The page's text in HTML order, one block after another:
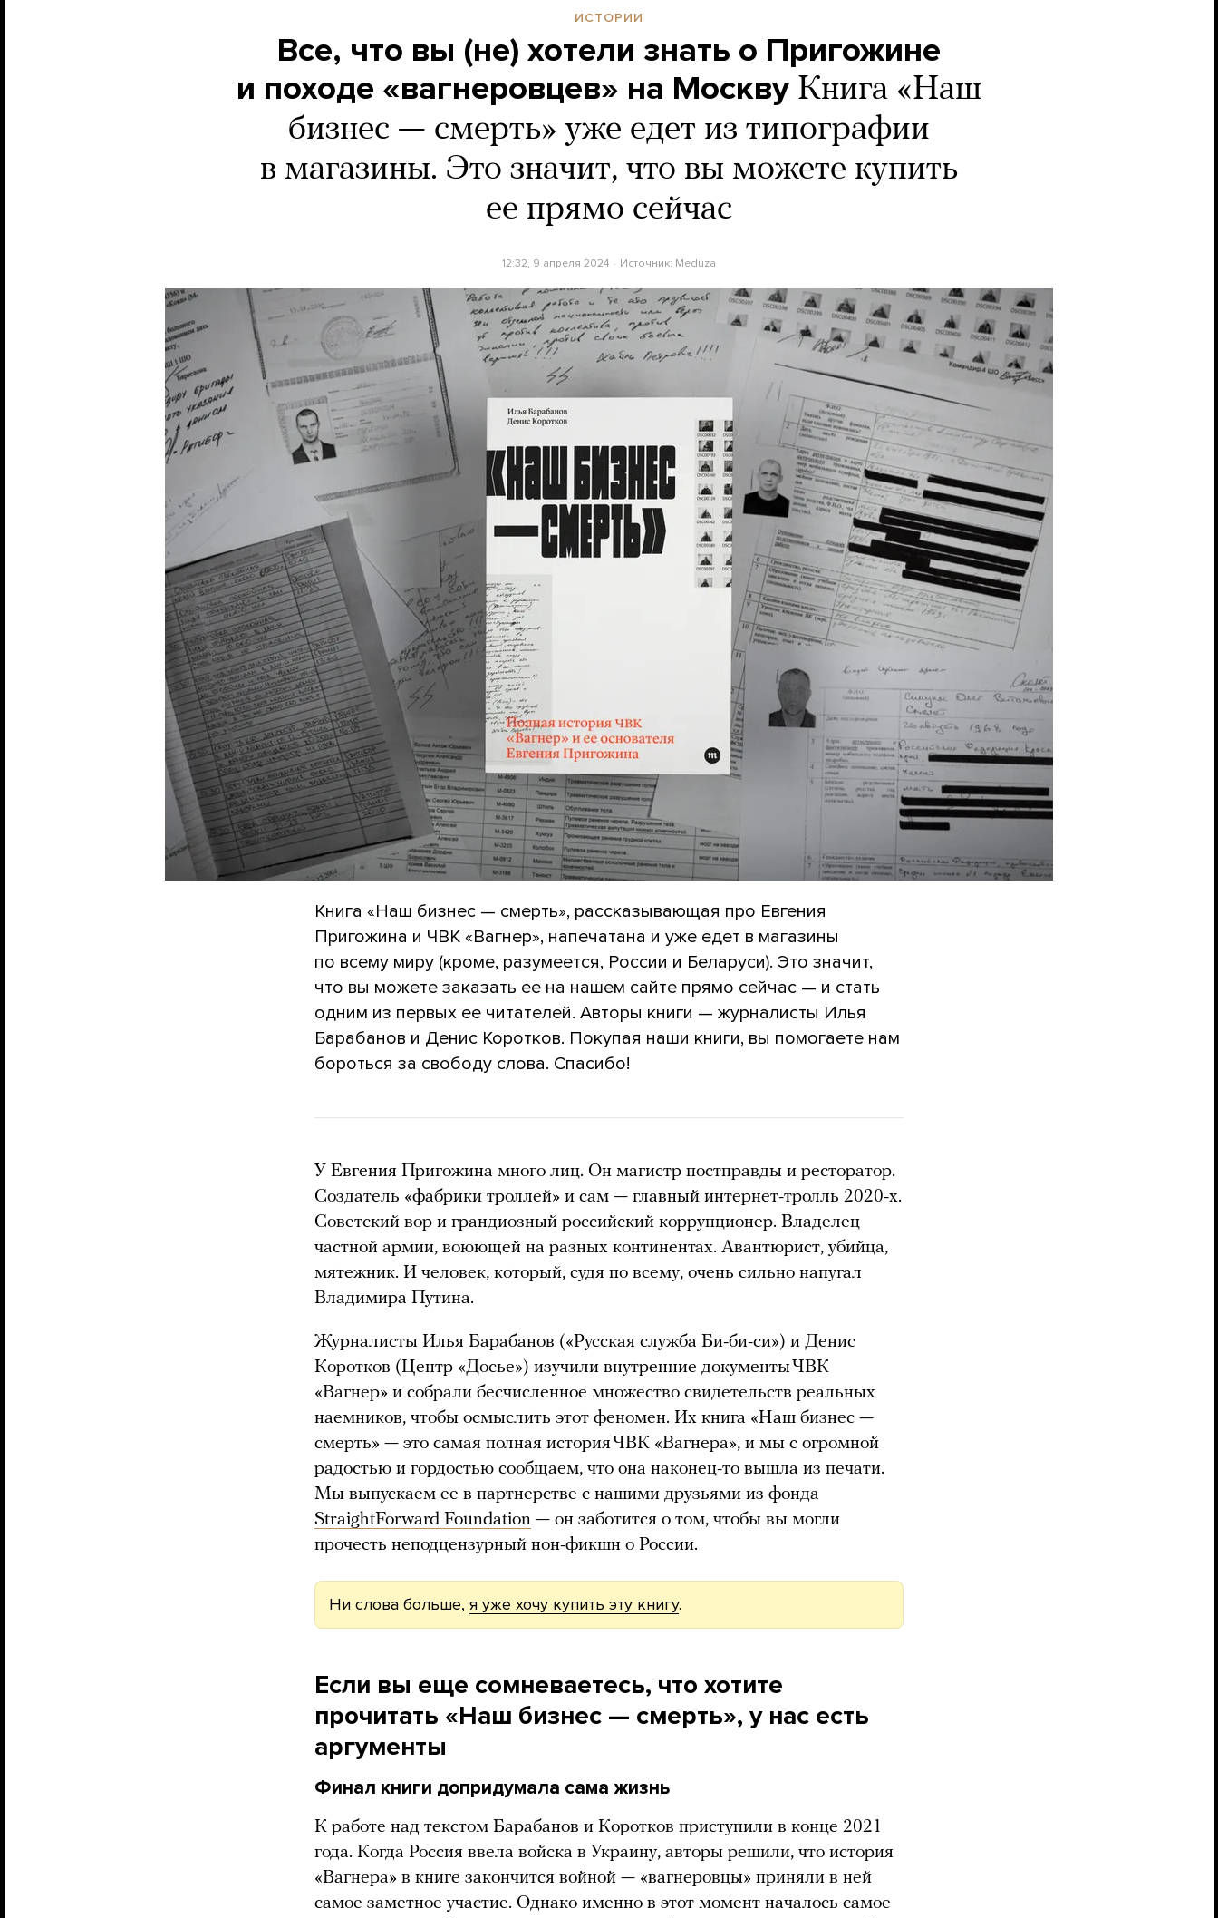
ИСТОРИИ
Все, что вы (не) хотели знать о Пригожине
и походе «вагнеровцев» на Москву Книга «Наш
бизнес — смерть» уже едет из типографии
в магазины. Это значит, что вы можете купить
ее прямо сейчас
12:32, 9 апреля 2024 Источник: Meduza
Книга «Наш бизнес — смерть», рассказывающая про Евгения
Пригожина и ЧВК «Вагнер», напечатана и уже едет в магазины
по всему миру (кроме, разумеется, России и Беларуси). Это значит,
что вы можете заказать ее на нашем сайте прямо сейчас — и стать
одним из первых ее читателей. Авторы книги — журналисты Илья
Барабанов и Денис Коротков. Покупая наши книги, вы помогаете нам
бороться за свободу слова. Спасибо!
У Евгения Пригожина много лиц. Он магистр постправды и ресторатор.
Создатель «фабрики троллей» и сам — главный интернет-тролль 2020-х.
Советский вор и грандиозный российский коррупционер. Владелец
частной армии, воюющей на разных континентах. Авантюрист, убийца,
мятежник. И человек, который, судя по всему, очень сильно напугал
Владимира Путина.
Журналисты Илья Барабанов («Русская служба Би-би-си») и Денис
Коротков (Центр «Досье») изучили внутренние документы ЧВК
«Вагнер» и собрали бесчисленное множество свидетельств реальных
наемников, чтобы осмыслить этот феномен. Их книга «Наш бизнес —
смерть» — это самая полная история ЧВК «Вагнера», и мы с огромной
радостью и гордостью сообщаем, что она наконец-то вышла из печати.
Мы выпускаем ее в партнерстве с нашими друзьями из фонда
StraightForward Foundation — он заботится о том, чтобы вы могли
прочесть неподцензурный нон-фикшн о России.
Ни слова больше, я уже хочу купить эту книгу.
Если вы еще сомневаетесь, что хотите
прочитать «Наш бизнес — смерть», у нас есть
аргументы
Финал книги допридумала сама жизнь
К работе над текстом Барабанов и Коротков приступили в конце 2021
года. Когда Россия ввела войска в Украину, авторы решили, что история
«Вагнера» в книге закончится войной — «вагнеровцы» приняли в ней
самое заметное участие. Однако именно в этот момент началось самое